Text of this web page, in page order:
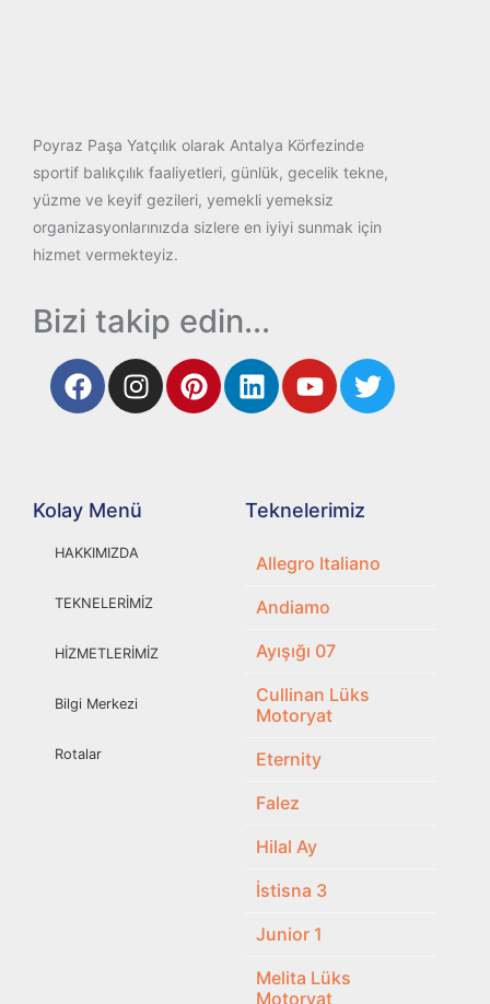
Poyraz Paşa Yatçılık olarak Antalya Körfezinde
sportif balıkçılık faaliyetleri, günlük, gecelik tekne,
yüzme ve keyif gezileri, yemekli yemeksiz
organizasyonlarınızda sizlere en iyiyi sunmak için
hizmet vermekteyiz.
Bizi takip edin...
Kolay Menü
HAKKIMIZDA
TEKNELERİMİZ
HİZMETLERİMİZ
Bilgi Merkezi
Rotalar
Teknelerimiz
Allegro Italiano
Andiamo
Ayışığı 07
Cullinan Lüks
Motoryat
Eternity
Falez
Hilal Ay
İstisna 3
Junior 1
Melita Lüks
Motoryat